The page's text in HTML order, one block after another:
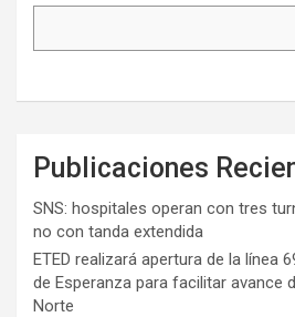
Publicaciones
SNS: hospitales operan con tres
no con tanda extendida
ETED realizará apertura de la línea
de Esperanza para facilitar avance
Norte